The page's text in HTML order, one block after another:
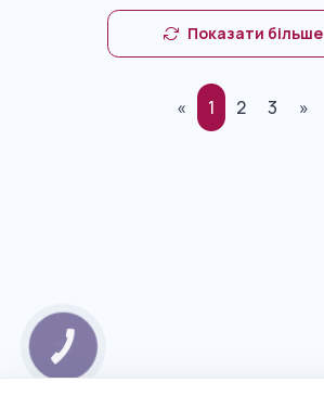
Показати більше
« 1 2 3 »
КНОПКА
ЗВ'ЯЗКУ